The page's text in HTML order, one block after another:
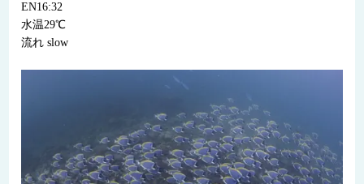
EN16:32
水温29℃
流れ slow